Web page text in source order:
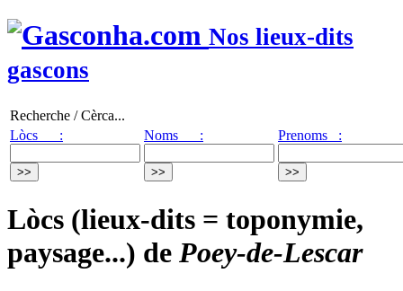
Nos lieux-dits
gascons
Recherche / Cèrca...
Lòcs :
Noms : Prenoms :
Lòcs (lieux-dits = toponymie,
paysage...) de Poey-de-Lescar